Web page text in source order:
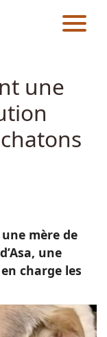
une
mère de
une
charge les